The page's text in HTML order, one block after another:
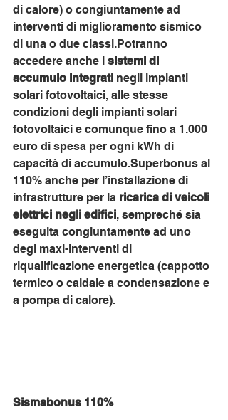
di calore) o congiuntamente ad
interventi di miglioramento sismico
di una o due classi.Potranno
accedere anche i sistemi di
accumulo integrati negli impianti
solari fotovoltaici, alle stesse
condizioni degli impianti solari
fotovoltaici e comunque fino a 1.000
euro di spesa per ogni kWh di
capacità di accumulo.Superbonus al
110% anche per l’installazione di
infrastrutture per la ricarica di veicoli
elettrici negli edifici, sempreché sia
eseguita congiuntamente ad uno
degi maxi-interventi di
riqualificazione energetica (cappotto
termico o caldaie a condensazione e
a pompa di calore).
Sismabonus 110%